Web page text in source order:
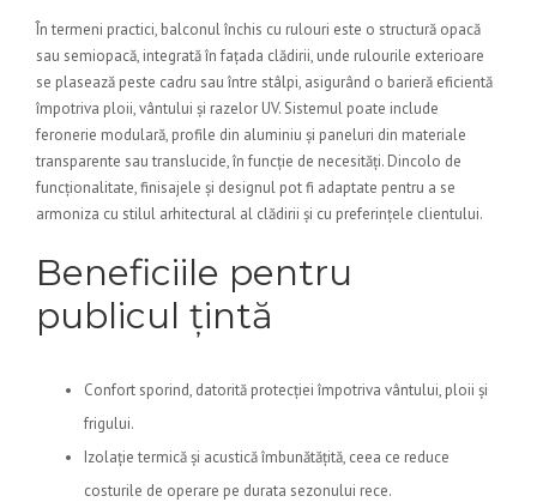
În termeni practici, balconul închis cu rulouri este o structură opacă
sau semiopacă, integrată în fațada clădirii, unde rulourile exterioare
se plasează peste cadru sau între stâlpi, asigurând o barieră eficientă
împotriva ploii, vântului și razelor UV. Sistemul poate include
feronerie modulară, profile din aluminiu și paneluri din materiale
transparente sau translucide, în funcție de necesități. Dincolo de
funcționalitate, finisajele și designul pot fi adaptate pentru a se
armoniza cu stilul arhitectural al clădirii și cu preferințele clientului.
Beneficiile pentru
publicul țintă
Confort sporind, datorită protecției împotriva vântului, ploii și
frigului.
Izolație termică și acustică îmbunătățită, ceea ce reduce
costurile de operare pe durata sezonului rece.